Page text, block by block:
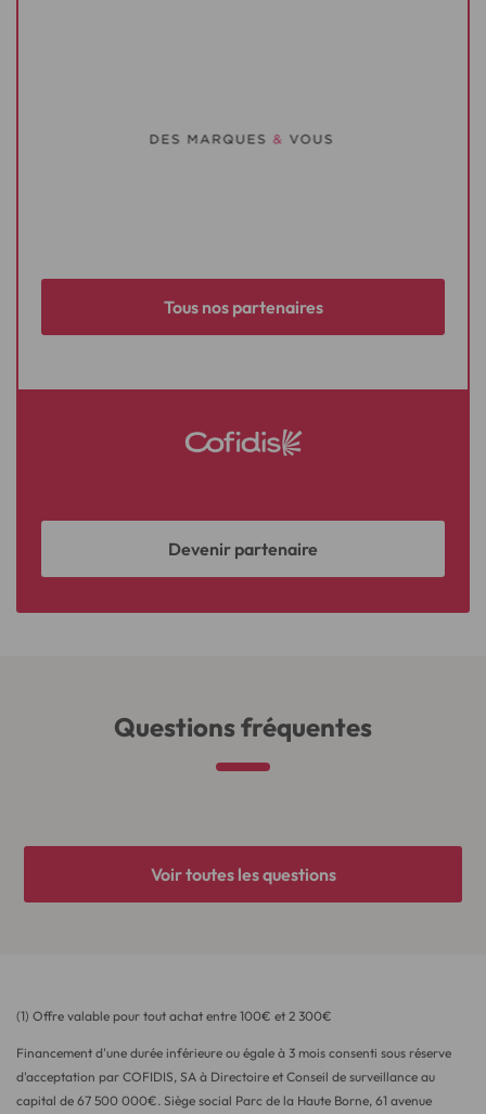
Tous nos partenaires
Devenir partenaire
Questions fréquentes
Voir toutes les questions
(1) Offre valable pour tout achat entre 100€ et 2 300€
Financement d'une durée inférieure ou égale à 3 mois consenti sous réserve
d'acceptation par COFIDIS, SA à Directoire et Conseil de surveillance au
capital de 67 500 000€. Siège social Parc de la Haute Borne, 61 avenue